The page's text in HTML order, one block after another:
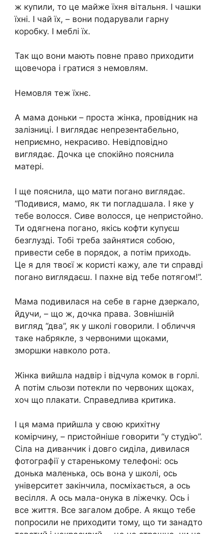
ж купили, то це майже їхня вітальня. І чашки
їхні. І чай їх, – вони подарували гарну
коробку. І меблі їх.
Так що вони мають повне право приходити
щовечора і гратися з немовлям.
Немовля теж їхнє.
А мама доньки – проста жінка, провідник на
залізниці. І виглядає непрезентабельно,
неприємно, некрасиво. Невідповідно
виглядає. Дочка це спокійно пояснила
матері.
І ще пояснила, що мати погано виглядає.
“Подивися, мамо, як ти погладшала. І яке у
тебе волосся. Сиве волосся, це непристойно.
Ти одягнена погано, якісь кофти купуєш
безглузді. Тобі треба зайнятися собою,
привести себе в порядок, а потім приходь.
Це я для твоєї ж користі кажу, але ти справді
погано виглядаєш. І пахне від тебе потягом!”.
Мама подивилася на себе в гарне дзеркало,
йдучи, – що ж, дочка права. Зовнішній
вигляд “два”, як у школі говорили. І обличчя
таке набрякле, з червоними щоками,
зморшки навколо рота.
Жінка вийшла надвір і відчула комок в горлі.
А потім сльози потекли по червоних щоках,
хоч що плакати. Справедлива критика.
І ця мама прийшла у свою крихітну
комірчину, – пристойніше говорити “у студію”.
Сіла на диванчик і довго сиділа, дивилася
фотографії у старенькому телефоні: ось
донька маленька, ось вона у школі, ось
університет закінчила, посміхається, а ось
весілля. А ось мала-онука в ліжечку. Ось і
все життя. Все загалом добре. А якщо тебе
попросили не приходити тому, що ти занадто